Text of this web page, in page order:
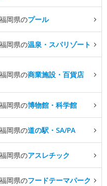
福岡県のプール
福岡県の温泉・スパリゾート
福岡県の商業施設・百貨店
福岡県の博物館・科学館
福岡県の道の駅・SA/PA
福岡県のアスレチック
福岡県のフードテーマパーク